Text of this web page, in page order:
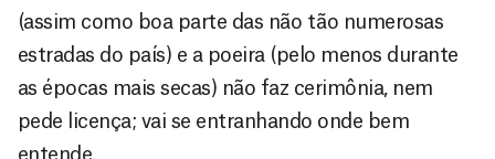
(assim como boa parte das não tão numerosas
estradas do país) e a poeira (pelo menos durante
as épocas mais secas) não faz cerimônia, nem
pede licença; vai se entranhando onde bem
entende.